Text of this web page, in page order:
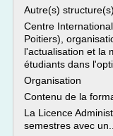
Autre(s)
Centre
Poitiers),
l'actualisation et la
étudiants dans
Organisation
Contenu de la
La Licence
semestres avec un...